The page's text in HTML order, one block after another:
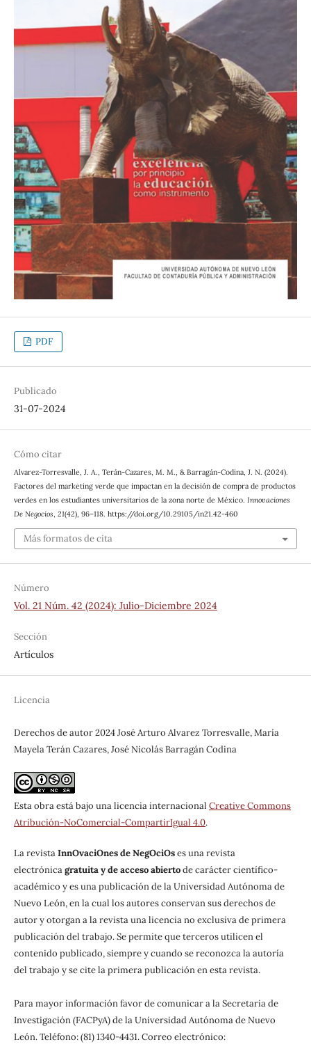
PDF
Publicado
31-07-2024
Cómo citar
Alvarez-Torresvalle, J. A., Terán-Cazares, M. M., & Barragán-Codina, J. N. (2024).
Factores del marketing verde que impactan en la decisión de compra de productos
verdes en los estudiantes universitarios de la zona norte de México. Innovaciones
De Negocios, 21(42), 96–118. https://doi.org/10.29105/in21.42-460
Más formatos de cita
Número
Vol. 21 Núm. 42 (2024): Julio-Diciembre 2024
Sección
Artículos
Licencia
Derechos de autor 2024 José Arturo Alvarez Torresvalle, María
Mayela Terán Cazares, José Nicolás Barragán Codina
Esta obra está bajo una licencia internacional Creative Commons
Atribución-NoComercial-CompartirIgual 4.0.
La revistaInnOvaciOnes de NegOciOses una revista
electrónicagratuita y de acceso abiertode carácter científico-
académico y es una publicación de la Universidad Autónoma de
Nuevo León, en la cual los autores conservan sus derechos de
autor y otorgan a la revista una licencia no exclusiva de primera
publicación del trabajo. Se permite que terceros utilicen el
contenido publicado, siempre y cuando se reconozca la autoría
del trabajo y se cite la primera publicación en esta revista.
Para mayor información favor de comunicar a la Secretaria de
Investigación (FACPyA) de la Universidad Autónoma de Nuevo
León. Teléfono: (81) 1340-4431. Correo electrónico: